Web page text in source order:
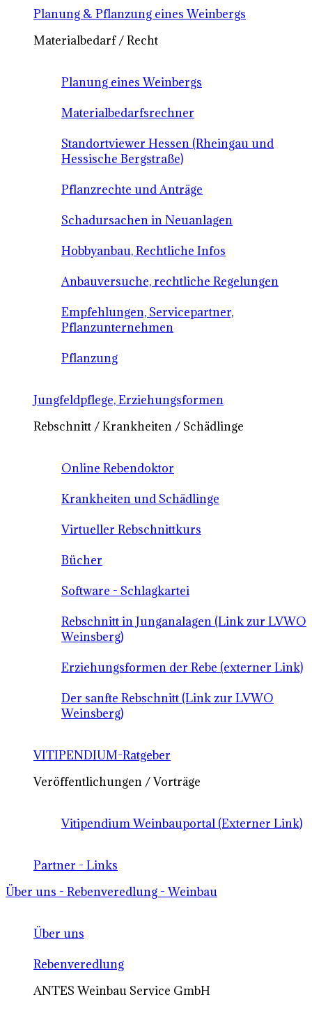
Planung & Pflanzung eines Weinbergs
Materialbedarf / Recht
Planung eines Weinbergs
Materialbedarfsrechner
Standortviewer Hessen (Rheingau und
Hessische Bergstraße)
Pflanzrechte und Anträge
Schadursachen in Neuanlagen
Hobbyanbau, Rechtliche Infos
Anbauversuche, rechtliche Regelungen
Empfehlungen, Servicepartner,
Pflanzunternehmen
Pflanzung
Jungfeldpflege, Erziehungsformen
Rebschnitt / Krankheiten / Schädlinge
Online Rebendoktor
Krankheiten und Schädlinge
Virtueller Rebschnittkurs
Bücher
Software - Schlagkartei
Rebschnitt in Junganalagen (Link zur LVWO
Weinsberg)
Erziehungsformen der Rebe (externer Link)
Der sanfte Rebschnitt (Link zur LVWO
Weinsberg)
VITIPENDIUM-Ratgeber
Veröffentlichungen / Vorträge
Vitipendium Weinbauportal (Externer Link)
Partner - Links
Über uns - Rebenveredlung - Weinbau
Über uns
Rebenveredlung
ANTES Weinbau Service GmbH